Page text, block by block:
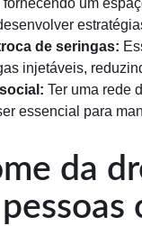
de seringas:
injetáveis,
Ter uma rede
essencial para
da